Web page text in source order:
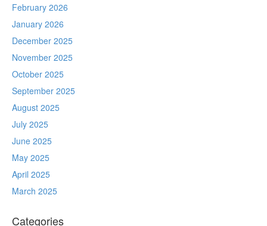
February 2026
January 2026
December 2025
November 2025
October 2025
September 2025
August 2025
July 2025
June 2025
May 2025
April 2025
March 2025
Categories